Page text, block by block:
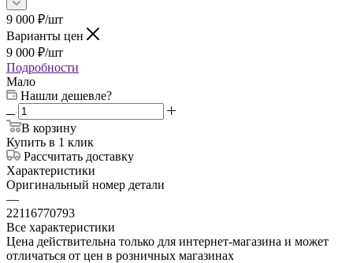
9 000 ₽/шт
Варианты цен
9 000 ₽/шт
Подробности
Мало
Нашли дешевле?
В корзину
Купить в 1 клик
Рассчитать доставку
Характеристики
Оригинальный номер детали
—
22116770793
Все характеристики
Цена действительна только для интернет-магазина и может
отличаться от цен в розничных магазинах